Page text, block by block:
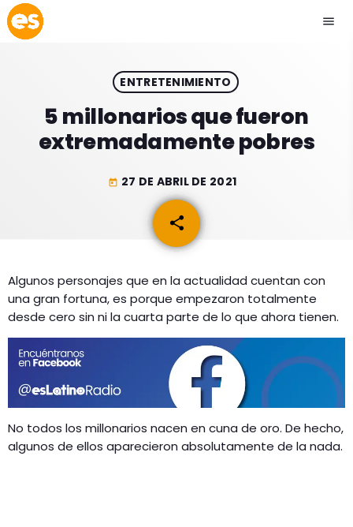
menu
EMISIÓN LA PAZ
play_arrow EMISIÓN COCHABAMBA
ACTUALIDAD
GEEKERS
MÚSICA
ENTRETENIMIENTO
LOS + TOP
PROGRAMACIÓN
INICIO
RADIO SPLENDID
CONTACTO
ENTRETENIMIENTO
5 millonarios que fueron
extremadamente pobres
today 27 DE ABRIL DE 2021
share
email
Algunos personajes que en la actualidad cuentan con
una gran fortuna, es porque empezaron totalmente
desde cero sin ni la cuarta parte de lo que ahora tienen.
No todos los millonarios nacen en cuna de oro. De hecho,
algunos de ellos aparecieron absolutamente de la nada.